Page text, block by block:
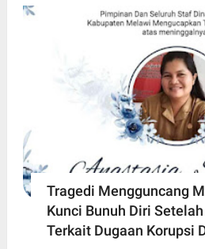
Tragedi Mengguncang
Kunci Bunuh Diri
Terkait Dugaan Korupsi